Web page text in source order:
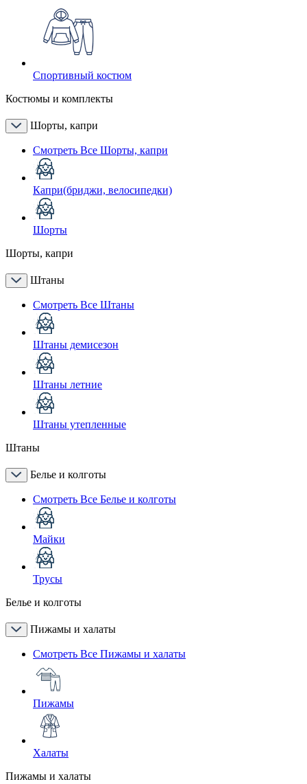
Спортивный костюм
Костюмы и комплекты
Шорты, капри
Смотреть Все Шорты, капри
Капри(бриджи, велосипедки)
Шорты
Шорты, капри
Штаны
Смотреть Все Штаны
Штаны демисезон
Штаны летние
Штаны утепленные
Штаны
Белье и колготы
Смотреть Все Белье и колготы
Майки
Трусы
Белье и колготы
Пижамы и халаты
Смотреть Все Пижамы и халаты
Пижамы
Халаты
Пижамы и халаты